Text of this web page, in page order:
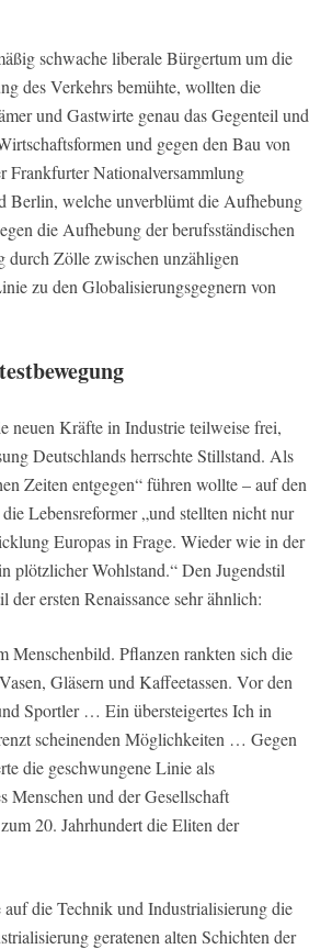
schwache liberale Bürgertum um die
des Verkehrs bemühte, wollten die
und Gastwirte genau das Gegenteil und
und gegen den Bau von
Frankfurter Nationalversammlung
Berlin, welche unverblümt die Aufhebung
die Aufhebung der berufsständischen
Zölle zwischen unzähligen
zu den Globalisierungsgegnern von
neuen Kräfte in Industrie teilweise frei,
Deutschlands herrschte Stillstand. Als
Zeiten entgegen“ führen wollte – auf den
Lebensreformer „und stellten nicht nur
Europas in Frage. Wieder wie in der
plötzlicher Wohlstand.“ Den Jugendstil
ersten Renaissance sehr ähnlich:
Pflanzen rankten sich die
Gläsern und Kaffeetassen. Vor den
Sportler … Ein übersteigertes Ich in
scheinenden Möglichkeiten … Gegen
die geschwungene Linie als
Menschen und der Gesellschaft
20. Jahrhundert die Eliten der
die Technik und Industrialisierung die
geratenen alten Schichten der